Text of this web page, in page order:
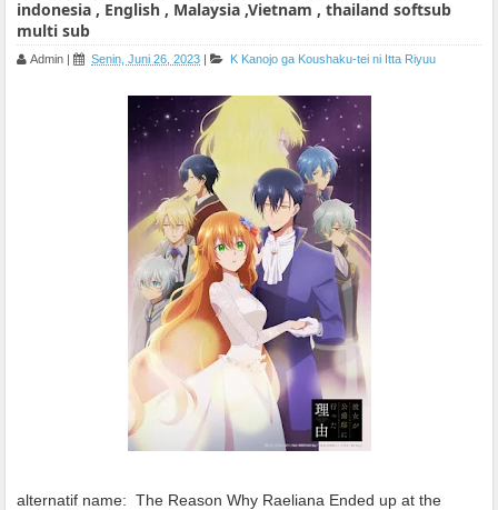
indonesia , English , Malaysia ,Vietnam , thailand softsub
multi sub
Admin | Senin, Juni 26, 2023 | K Kanojo ga Koushaku-tei ni Itta Riyuu
alternatif name: The Reason Why Raeliana Ended up at the